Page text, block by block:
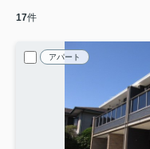
17件
アパート